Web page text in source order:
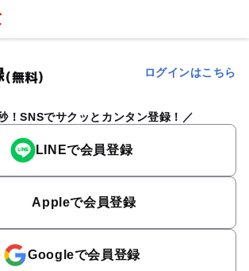
(無料) ログインはこちら
！SNSでサクッとカンタン登録！
LINEで会員登録
Appleで会員登録
Googleで会員登録